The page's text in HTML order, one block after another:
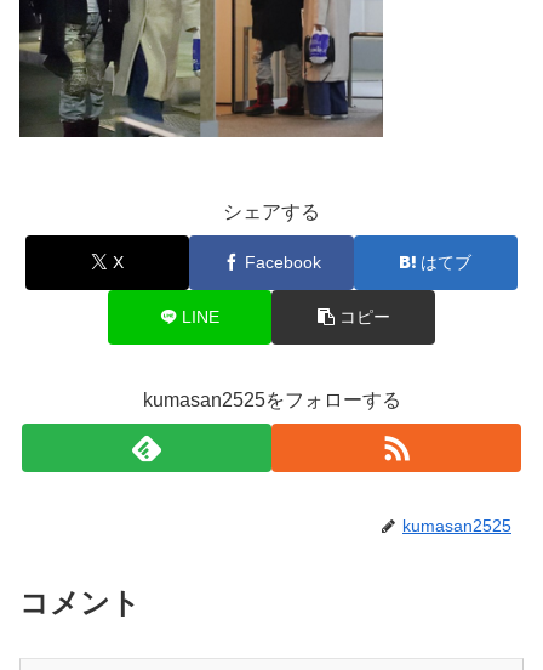
シェアする
X Facebook はてブ
LINE コピー
kumasan2525をフォローする
kumasan2525
コメント